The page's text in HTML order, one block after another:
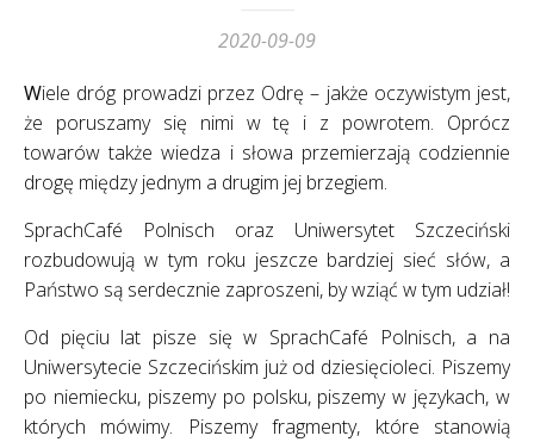
2020-09-09
Wiele dróg prowadzi przez Odrę – jakże oczywistym jest,
że poruszamy się nimi w tę i z powrotem. Oprócz
towarów także wiedza i słowa przemierzają codziennie
drogę między jednym a drugim jej brzegiem.
SprachCafé Polnisch oraz Uniwersytet Szczeciński
rozbudowują w tym roku jeszcze bardziej sieć słów, a
Państwo są serdecznie zaproszeni, by wziąć w tym udział!
Od pięciu lat pisze się w SprachCafé Polnisch, a na
Uniwersytecie Szczecińskim już od dziesięcioleci. Piszemy
po niemiecku, piszemy po polsku, piszemy w językach, w
których mówimy. Piszemy fragmenty, które stanowią